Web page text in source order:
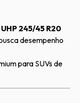
245/45 R20
desempenho
para SUVs de